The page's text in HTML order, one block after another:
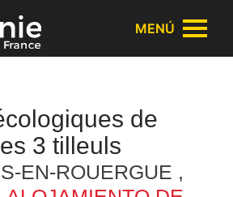
MENÚ
de
3 tilleuls
EN-ROUERGUE ,